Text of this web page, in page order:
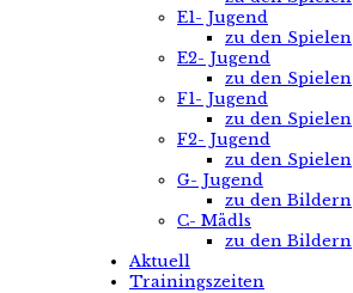
E1- Jugend
zu den Spielen
E2- Jugend
zu den Spielen
F1- Jugend
zu den Spielen
F2- Jugend
zu den Spielen
G- Jugend
zu den Bildern
C- Mädls
zu den Bildern
Aktuell
Trainingszeiten